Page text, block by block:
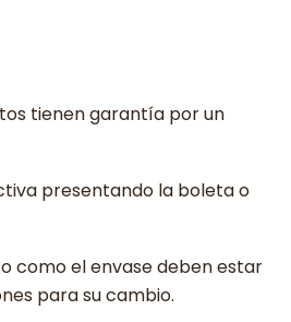
tienen garantía por un
presentando la boleta o
como el envase deben estar
para su cambio.